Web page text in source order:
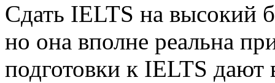
Сдать IELTS на высокий
но она вполне реальна
подготовки к IELTS дают